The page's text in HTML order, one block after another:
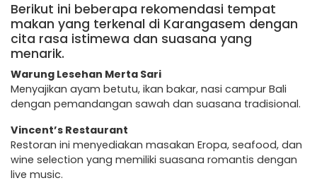
Berikut ini beberapa rekomendasi tempat
makan yang terkenal di Karangasem dengan
cita rasa istimewa dan suasana yang
menarik.
Warung Lesehan Merta Sari
Menyajikan ayam betutu, ikan bakar, nasi campur Bali
dengan pemandangan sawah dan suasana tradisional.
Vincent’s Restaurant
Restoran ini menyediakan masakan Eropa, seafood, dan
wine selection yang memiliki suasana romantis dengan
live music.